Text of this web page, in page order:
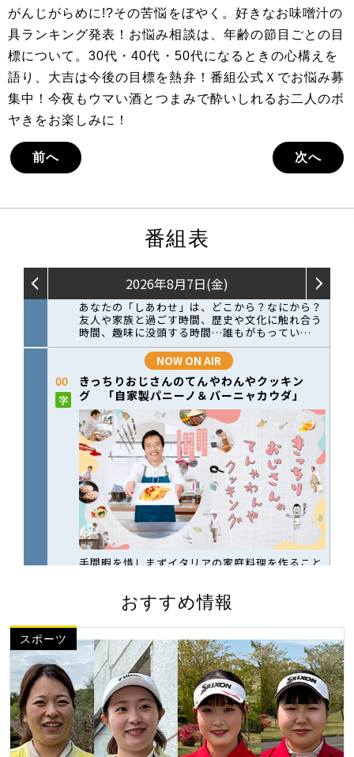
がんじがらめに!?その苦悩をぼやく。好きなお味噌汁の
具ランキング発表！お悩み相談は、年齢の節目ごとの目
標について。30代・40代・50代になるときの心構えを
語り、大吉は今後の目標を熱弁！番組公式Ｘでお悩み募
集中！今夜もウマい酒とつまみで酔いしれるお二人のボ
ヤきをお楽しみに！
前へ 次へ
番組表
おすすめ情報
スポーツ